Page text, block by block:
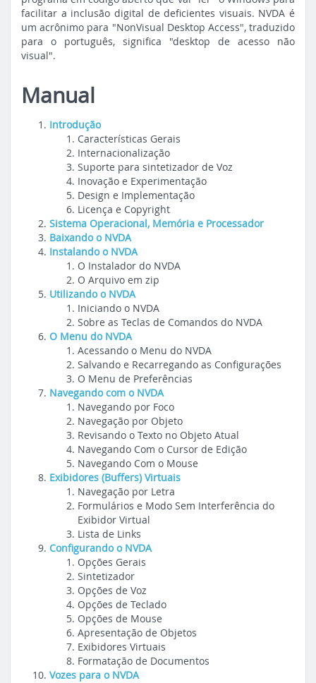
facilitar a inclusão digital de deficientes visuais. NVDA é
um acrônimo para "NonVisual Desktop Access", traduzido
para o português, significa "desktop de acesso não
visual".
Manual
Introdução
Características Gerais
Internacionalização
Suporte para sintetizador de Voz
Inovação e Experimentação
Design e Implementação
Licença e Copyright
Sistema Operacional, Memória e Processador
Baixando o NVDA
Instalando o NVDA
O Instalador do NVDA
O Arquivo em zip
Utilizando o NVDA
Iniciando o NVDA
Sobre as Teclas de Comandos do NVDA
O Menu do NVDA
Acessando o Menu do NVDA
Salvando e Recarregando as Configurações
O Menu de Preferências
Navegando com o NVDA
Navegando por Foco
Navegação por Objeto
Revisando o Texto no Objeto Atual
Navegando Com o Cursor de Edição
Navegando Com o Mouse
Exibidores (Buffers) Virtuais
Navegação por Letra
Formulários e Modo Sem Interferência do
Exibidor Virtual
Lista de Links
Configurando o NVDA
Opções Gerais
Sintetizador
Opções de Voz
Opções de Teclado
Opções de Mouse
Apresentação de Objetos
Exibidores Virtuais
Formatação de Documentos
Vozes para o NVDA